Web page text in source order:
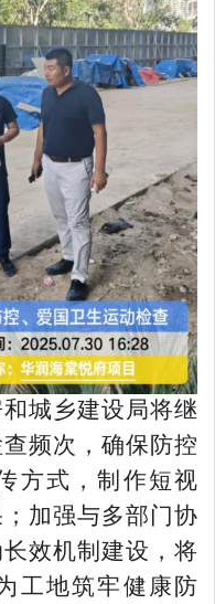
城乡建设局将继
频次，确保防控
方式，制作短视
加强与多部门协
效机制建设，将
工地筑牢健康防